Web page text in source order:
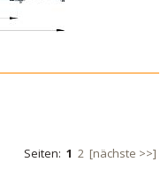
Seiten: 1 2 [nächste >>]